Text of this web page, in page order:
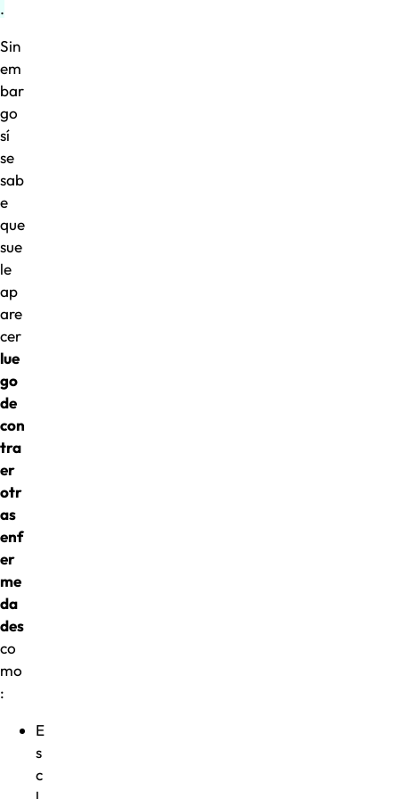
.
Sin
em
bar
go
sí
se
sab
e
que
sue
le
ap
are
cer
lue
go
de
con
tra
er
otr
as
enf
er
me
da
des
co
mo
:
E
s
c